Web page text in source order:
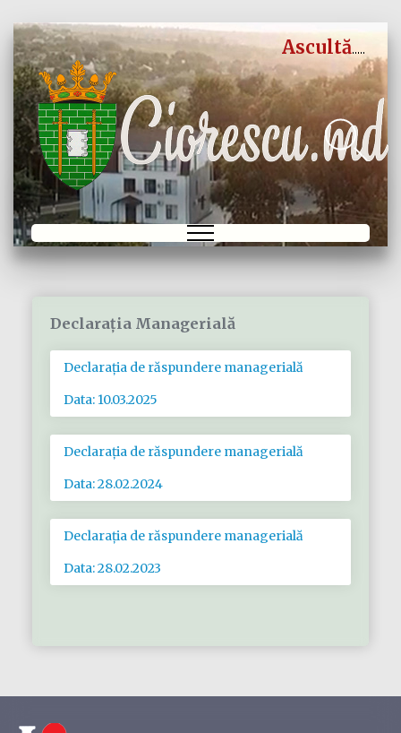
Ascultă
Declarația Managerială
Declarația de răspundere managerială
Data: 10.03.2025
Declarația de răspundere managerială
Data: 28.02.2024
Declarația de răspundere managerială
Data: 28.02.2023